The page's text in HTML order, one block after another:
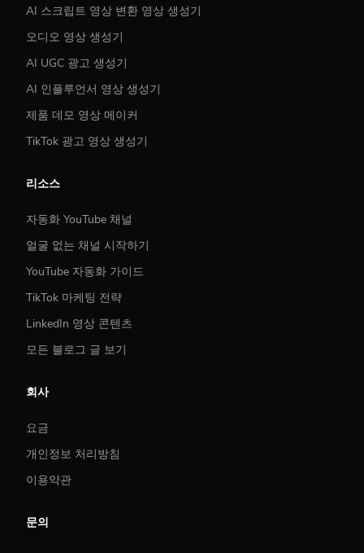
AI 스크립트 영상 변환 영상 생성기
오디오 영상 생성기
AI UGC 광고 생성기
AI 인플루언서 영상 생성기
제품 데모 영상 메이커
TikTok 광고 영상 생성기
리소스
자동화 YouTube 채널
얼굴 없는 채널 시작하기
YouTube 자동화 가이드
TikTok 마케팅 전략
LinkedIn 영상 콘텐츠
모든 블로그 글 보기
회사
요금
개인정보 처리방침
이용약관
문의